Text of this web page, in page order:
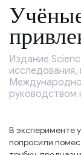
Издание
В эксперименте
попросили